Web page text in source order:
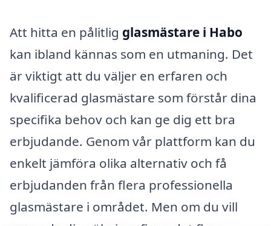
Att hitta en pålitlig glasmästare i Habo
kan ibland kännas som en utmaning. Det
är viktigt att du väljer en erfaren och
kvalificerad glasmästare som förstår dina
specifika behov och kan ge dig ett bra
erbjudande. Genom vår plattform kan du
enkelt jämföra olika alternativ och få
erbjudanden från flera professionella
glasmästare i området. Men om du vill